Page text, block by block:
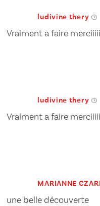
ludivine thery
Vraiment a faire merciiiii
ludivine thery
Vraiment a faire merciiiii
MARIANNE
une belle découverte